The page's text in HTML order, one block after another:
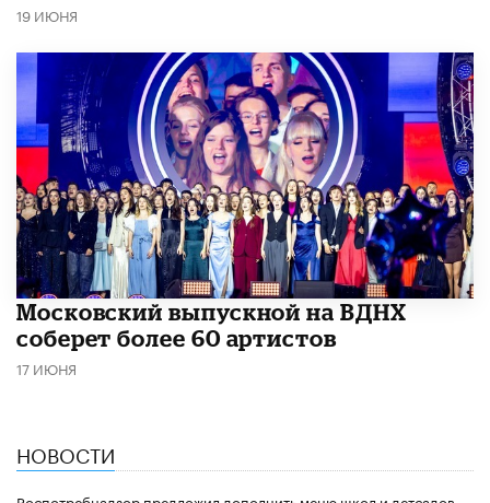
19 ИЮНЯ
Московский выпускной на ВДНХ
соберет более 60 артистов
17 ИЮНЯ
НОВОСТИ